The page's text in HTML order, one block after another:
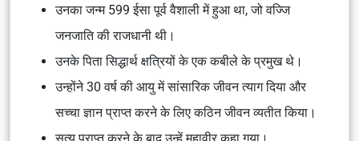
उनका जन्म 599 ईसा पूर्व वैशाली में हुआ था, जो वज्जि
जनजाति की राजधानी थी।
उनके पिता सिद्धार्थ क्षत्रियों के एक कबीले के प्रमुख थे।
उन्होंने 30 वर्ष की आयु में सांसारिक जीवन त्याग दिया और
सच्चा ज्ञान प्राप्त करने के लिए कठिन जीवन व्यतीत किया।